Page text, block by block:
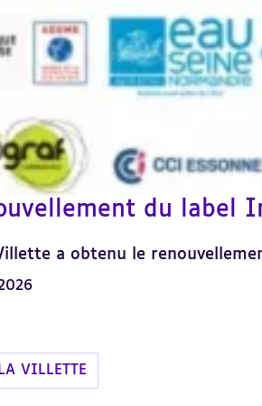
du label
a obtenu le
VILLETTE